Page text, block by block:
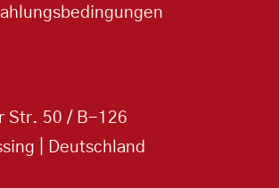
Str. 50 / B-126
| Deutschland